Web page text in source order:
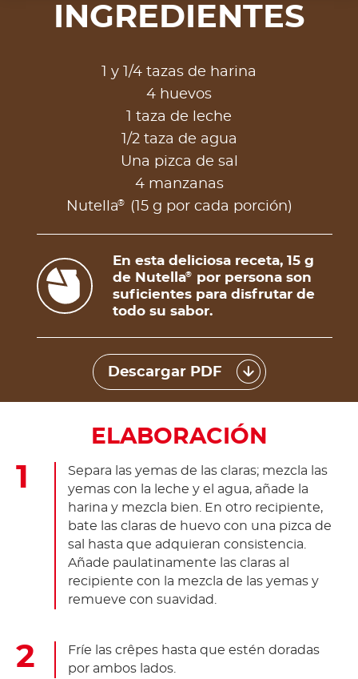
INGREDIENTES
1 y 1/4 tazas de harina
4 huevos
1 taza de leche
1/2 taza de agua
Una pizca de sal
4 manzanas
Nutella® (15 g por cada porción)
En esta deliciosa receta, 15 g
de Nutella®
por persona son
suficientes para disfrutar de
todo su sabor.
Descargar PDF
ELABORACIÓN
Separa las yemas de las claras; mezcla las
yemas con la leche y el agua, añade la
harina y mezcla bien. En otro recipiente,
bate las claras de huevo con una pizca de
sal hasta que adquieran consistencia.
Añade paulatinamente las claras al
recipiente con la mezcla de las yemas y
remueve con suavidad.
Fríe las crêpes hasta que estén doradas
por ambos lados.